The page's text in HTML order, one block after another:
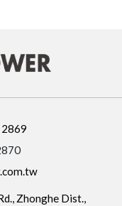
Zhonghe Dist.,